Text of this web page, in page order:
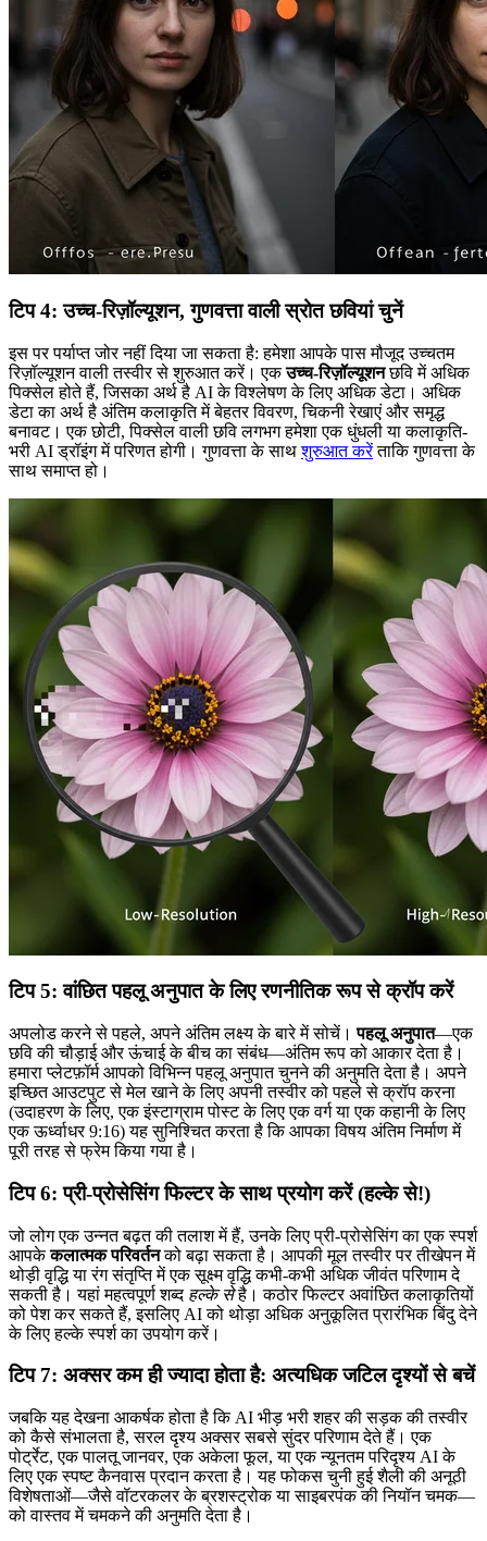
टिप 4: उच्च-रिज़ॉल्यूशन, गुणवत्ता वाली स्रोत छवियां चुनें
इस पर पर्याप्त जोर नहीं दिया जा सकता है: हमेशा आपके पास मौजूद उच्चतम
रिज़ॉल्यूशन वाली तस्वीर से शुरुआत करें। एकउच्च-रिज़ॉल्यूशनछवि में अधिक
पिक्सेल होते हैं, जिसका अर्थ है AI के विश्लेषण के लिए अधिक डेटा। अधिक
डेटा का अर्थ है अंतिम कलाकृति में बेहतर विवरण, चिकनी रेखाएं और समृद्ध
बनावट। एक छोटी, पिक्सेल वाली छवि लगभग हमेशा एक धुंधली या कलाकृति-
भरी AI ड्रॉइंग में परिणत होगी। गुणवत्ता के साथशुरुआत करेंताकि गुणवत्ता के
साथ समाप्त हो।
टिप 5: वांछित पहलू अनुपात के लिए रणनीतिक रूप से क्रॉप करें
अपलोड करने से पहले, अपने अंतिम लक्ष्य के बारे में सोचें।पहलू अनुपात—एक
छवि की चौड़ाई और ऊंचाई के बीच का संबंध—अंतिम रूप को आकार देता है।
हमारा प्लेटफ़ॉर्म आपको विभिन्न पहलू अनुपात चुनने की अनुमति देता है। अपने
इच्छित आउटपुट से मेल खाने के लिए अपनी तस्वीर को पहले से क्रॉप करना
(उदाहरण के लिए, एक इंस्टाग्राम पोस्ट के लिए एक वर्ग या एक कहानी के लिए
एक ऊर्ध्वाधर 9:16) यह सुनिश्चित करता है कि आपका विषय अंतिम निर्माण में
पूरी तरह से फ्रेम किया गया है।
टिप 6: प्री-प्रोसेसिंग फिल्टर के साथ प्रयोग करें (हल्के से!)
जो लोग एक उन्नत बढ़त की तलाश में हैं, उनके लिए प्री-प्रोसेसिंग का एक स्पर्श
आपकेकलात्मक परिवर्तनको बढ़ा सकता है। आपकी मूल तस्वीर पर तीखेपन में
थोड़ी वृद्धि या रंग संतृप्ति में एक सूक्ष्म वृद्धि कभी-कभी अधिक जीवंत परिणाम दे
सकती है। यहां महत्वपूर्ण शब्द हल्के सेहै। कठोर फिल्टर अवांछित कलाकृतियों
को पेश कर सकते हैं, इसलिए AI को थोड़ा अधिक अनुकूलित प्रारंभिक बिंदु देने
के लिए हल्के स्पर्श का उपयोग करें।
टिप 7: अक्सर कम ही ज्यादा होता है: अत्यधिक जटिल दृश्यों से बचें
जबकि यह देखना आकर्षक होता है कि AI भीड़ भरी शहर की सड़क की तस्वीर
को कैसे संभालता है, सरल दृश्य अक्सर सबसे सुंदर परिणाम देते हैं। एक
पोर्ट्रेट, एक पालतू जानवर, एक अकेला फूल, या एक न्यूनतम परिदृश्य AI के
लिए एक स्पष्ट कैनवास प्रदान करता है। यह फोकस चुनी हुई शैली की अनूठी
विशेषताओं—जैसे वॉटरकलर के ब्रशस्ट्रोक या साइबरपंक की नियॉन चमक—
को वास्तव में चमकने की अनुमति देता है।